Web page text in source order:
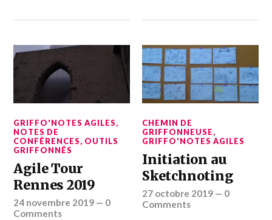
GRIFFO'NOTES AGILES,
NOTES DE
CONFÉRENCES, OUTILS
GRIFFONNÉS
Agile Tour
Rennes 2019
24 novembre 2019 — 0
Comments
CHEMIN DE
GRIFFONNEUSE,
GRIFFO'NOTES AGILES
Initiation au
Sketchnoting
27 octobre 2019 — 0
Comments